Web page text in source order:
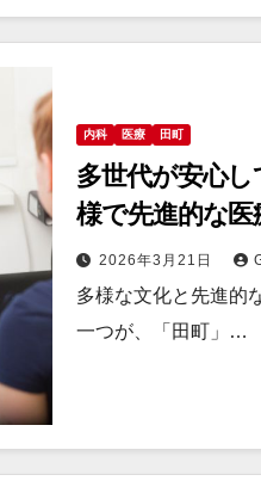
内科 医療 田町
多世代が安心
様で先進的な
2026年3月21日
多様な文化と先進的
一つが、「田町」…